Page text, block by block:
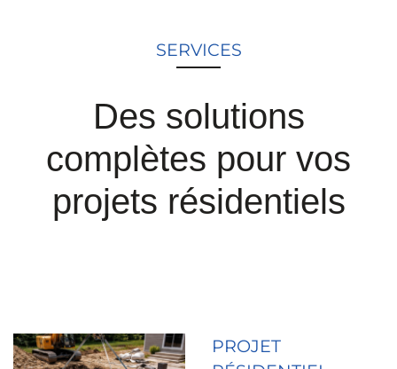
SERVICES
Des solutions
complètes pour vos
projets résidentiels
PROJET